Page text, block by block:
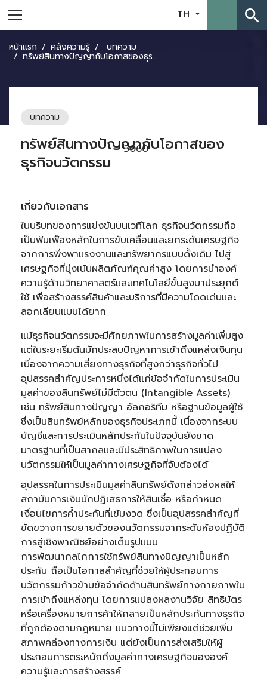
TH search
หน้าแรก คลังความรู้ บทความ
ทรัพย์สินทางปัญญากับโอกาสของธุรกิจนวัตกรรม
บทความ
3060
ทรัพย์สินทางปัญญากับโอกาสของ
ธุรกิจนวัตกรรม
เกี่ยวกับเอกสาร
ในบริบทของการแข่งขันบนเวทีโลก ธุรกิจนวัตกรรมถือ
เป็นฟันเฟืองหลักในการขับเคลื่อนและยกระดับเศรษฐกิจ
จากการพึ่งพาแรงงานและทรัพยากรแบบดั้งเดิม ไปสู่
เศรษฐกิจที่มุ่งเน้นผลิตภัณฑ์คุณค่าสูง โดยการนำองค์
ความรู้ด้านวิทยาศาสตร์และเทคโนโลยีขั้นสูงมาประยุกต์
ใช้ เพื่อสร้างสรรค์สินค้าและบริการที่มีความโดดเด่นและ
ลอกเลียนแบบได้ยาก
แม้ธุรกิจนวัตกรรมจะมีศักยภาพในการสร้างมูลค่าเพิ่มสูง
แต่ในระยะเริ่มต้นมักประสบปัญหาการเข้าถึงแหล่งเงินทุน
เนื่องจากความเสี่ยงทางธุรกิจที่สูงกว่าธุรกิจทั่วไป
อุปสรรคสำคัญประการหนึ่งได้แก่ข้อจำกัดในการประเมิน
มูลค่าของสินทรัพย์ไม่มีตัวตน (Intangible Assets)
เช่น ทรัพย์สินทางปัญญา อัลกอริทึม หรือฐานข้อมูลผู้ใช้
ซึ่งเป็นสินทรัพย์หลักของธุรกิจประเภทนี้ เนื่องจากระบบ
บัญชีและการประเมินหลักประกันในปัจจุบันยังขาด
มาตรฐานที่เป็นสากลและมีประสิทธิภาพในการแปลง
นวัตกรรมให้เป็นมูลค่าทางเศรษฐกิจที่จับต้องได้
อุปสรรคในการประเมินมูลค่าสินทรัพย์ดังกล่าวส่งผลให้
สถาบันการเงินมักปฏิเสธการให้สินเชื่อ หรือกำหนด
เงื่อนไขการค้ำประกันที่เข้มงวด ซึ่งเป็นอุปสรรคสำคัญที่
ขัดขวางการขยายตัวของนวัตกรรมจากระดับห้องปฏิบัติ
การสู่เชิงพาณิชย์อย่างเต็มรูปแบบ
การพัฒนากลไกการใช้ทรัพย์สินทางปัญญาเป็นหลัก
ประกัน ถือเป็นโอกาสสำคัญที่ช่วยให้ผู้ประกอบการ
นวัตกรรมก้าวข้ามข้อจำกัดด้านสินทรัพย์ทางกายภาพใน
การเข้าถึงแหล่งทุน โดยการแปลงผลงานวิจัย สิทธิบัตร
หรือเครื่องหมายการค้าให้กลายเป็นหลักประกันทางธุรกิจ
ที่ถูกต้องตามกฎหมาย แนวทางนี้ไม่เพียงแต่ช่วยเพิ่ม
สภาพคล่องทางการเงิน แต่ยังเป็นการส่งเสริมให้ผู้
ประกอบการตระหนักถึงมูลค่าทางเศรษฐกิจขององค์
ความรู้และการสร้างสรรค์